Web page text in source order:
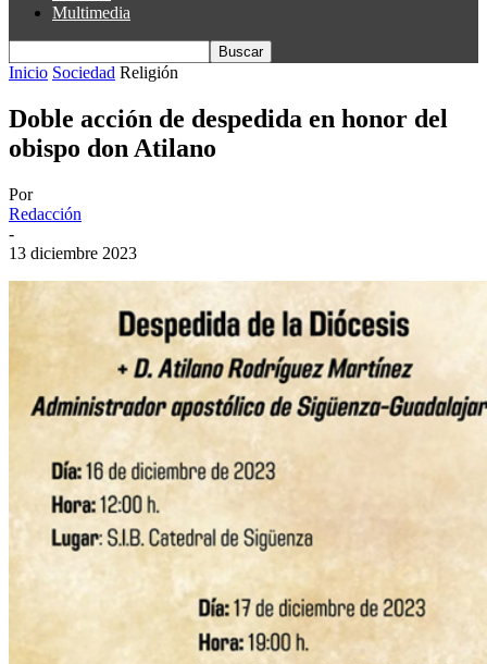
Multimedia
Inicio Sociedad Religión
Doble acción de despedida en honor del
obispo don Atilano
Por
Redacción
-
13 diciembre 2023